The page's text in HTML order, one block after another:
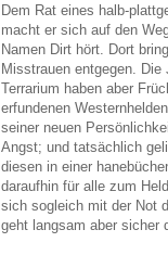
Dem Rat eines halb-
macht er sich auf den
Namen Dirt hört. Dort
Misstrauen entgegen.
Terrarium haben aber
erfundenen
seiner neuen
Angst; und tatsächlich
diesen in einer
daraufhin für alle zum
sich sogleich mit der Not
geht langsam aber sicher